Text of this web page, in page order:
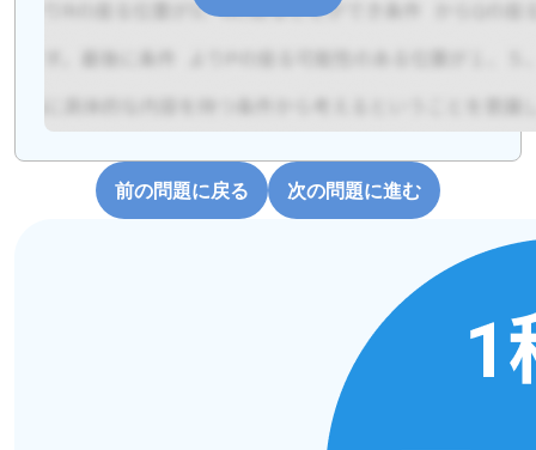
前の問題に戻る 次の問題に進む